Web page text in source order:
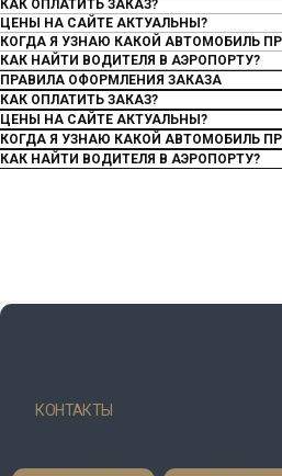
КАК ОПЛАТИТЬ ЗАКАЗ?
ЦЕНЫ НА САЙТЕ АКТУАЛЬНЫ?
КОГДА Я УЗНАЮ КАКОЙ АВТОМОБИЛЬ
КАК НАЙТИ ВОДИТЕЛЯ В АЭРОПОРТУ?
ПРАВИЛА ОФОРМЛЕНИЯ ЗАКАЗА
КАК ОПЛАТИТЬ ЗАКАЗ?
ЦЕНЫ НА САЙТЕ АКТУАЛЬНЫ?
КОГДА Я УЗНАЮ КАКОЙ АВТОМОБИЛЬ
КАК НАЙТИ ВОДИТЕЛЯ В АЭРОПОРТУ?
+375 (29) 260-88-80
BELTURTRANSFER@MAIL.RU